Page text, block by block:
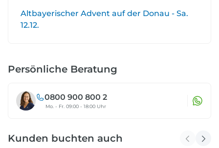
Altbayerischer Advent auf der Donau - Sa.
12.12.
Persönliche Beratung
0800 900 800 2
Mo. - Fr. 09:00 - 18:00 Uhr
Kunden buchten auch